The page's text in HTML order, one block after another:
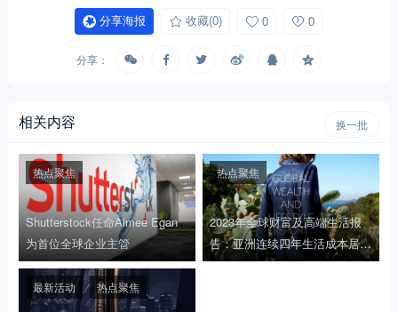
分享海报 收藏(0) 0 0
分享：
相关内容 换一批
Shutterstock任命Aimee Egan
为首位全球企业主管
热点聚焦
2023年全球财富及高端生活报
告：亚洲连续四年生活成本居
首，上海位居全球第二
热点聚焦
最新活动 热点聚焦